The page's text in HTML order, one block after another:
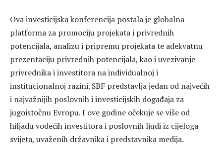
Ova investicijska konferencija postala je globalna
platforma za promociju projekata i privrednih
potencijala, analizu i pripremu projekata te adekvatnu
prezentaciju privrednih potencijala, kao i uvezivanje
privrednika i investitora na individualnoj i
institucionalnoj razini. SBF predstavlja jedan od najvećih
i najvažnijih poslovnih i investicijskih događaja za
jugoistočnu Evropu. I ove godine očekuje se više od
hiljadu vodećih investitora i poslovnih ljudi iz cijeloga
svijeta, uvaženih državnika i predstavnika medija.